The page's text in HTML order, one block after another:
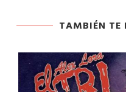
TAMBIÉN TE